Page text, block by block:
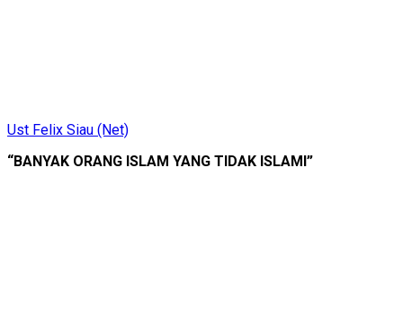
Ust Felix Siau (Net)
“BANYAK ORANG ISLAM YANG TIDAK ISLAMI”